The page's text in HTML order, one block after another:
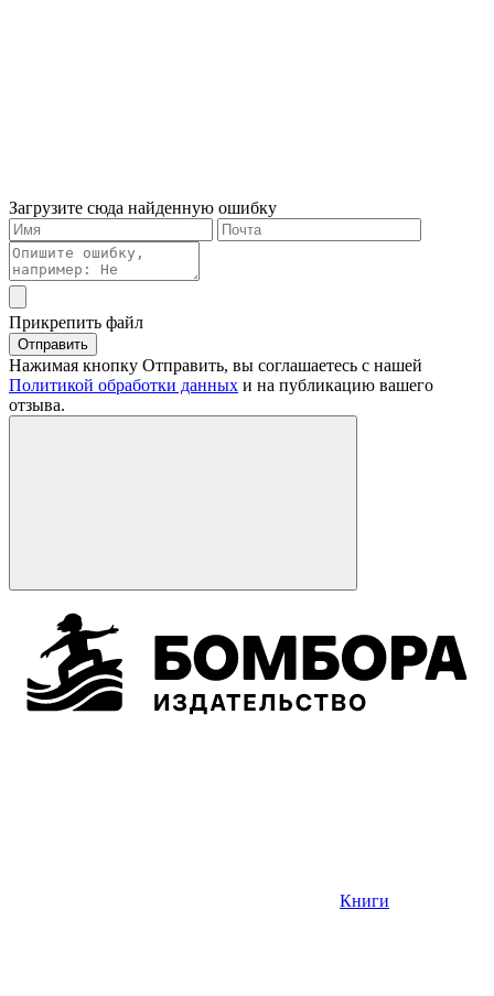
Загрузите сюда найденную ошибку
Прикрепить файл
Отправить
Нажимая кнопку Отправить, вы соглашаетесь с нашей
Политикой обработки данных и на публикацию вашего
отзыва.
Книги